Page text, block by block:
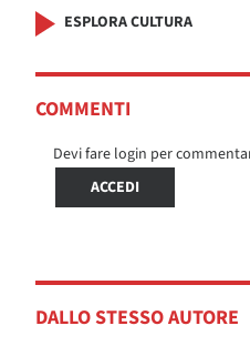
ESPLORA CULTURA
COMMENTI
Devi fare login per
ACCEDI
DALLO STESSO AUTORE